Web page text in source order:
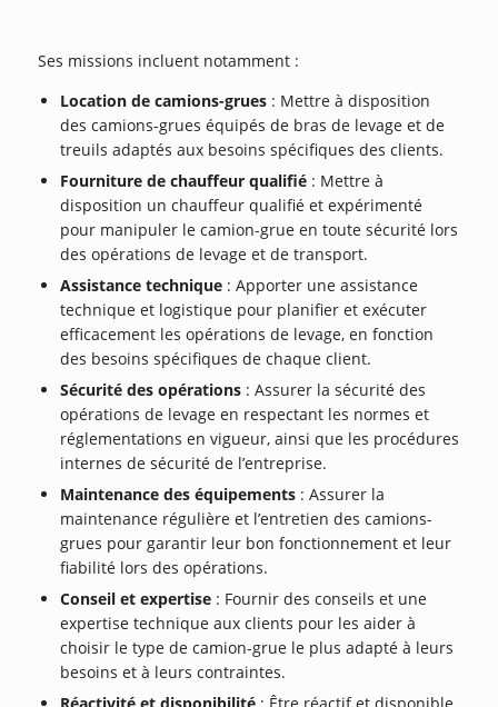
Ses missions incluent notamment :
Location de camions-grues : Mettre à disposition
des camions-grues équipés de bras de levage et de
treuils adaptés aux besoins spécifiques des clients.
Fourniture de chauffeur qualifié : Mettre à
disposition un chauffeur qualifié et expérimenté
pour manipuler le camion-grue en toute sécurité lors
des opérations de levage et de transport.
Assistance technique : Apporter une assistance
technique et logistique pour planifier et exécuter
efficacement les opérations de levage, en fonction
des besoins spécifiques de chaque client.
Sécurité des opérations : Assurer la sécurité des
opérations de levage en respectant les normes et
réglementations en vigueur, ainsi que les procédures
internes de sécurité de l’entreprise.
Maintenance des équipements : Assurer la
maintenance régulière et l’entretien des camions-
grues pour garantir leur bon fonctionnement et leur
fiabilité lors des opérations.
Conseil et expertise : Fournir des conseils et une
expertise technique aux clients pour les aider à
choisir le type de camion-grue le plus adapté à leurs
besoins et à leurs contraintes.